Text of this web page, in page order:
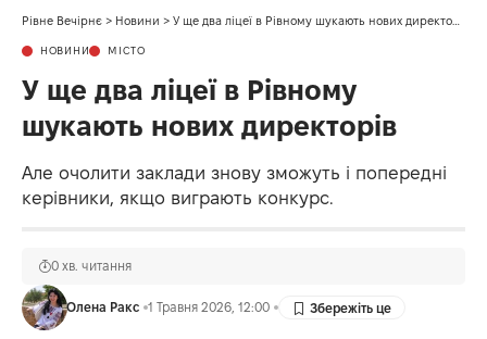
Рівне Вечірнє > Новини > У ще два ліцеї в Рівному шукають нових директорів
НОВИНИ МІСТО
У ще два ліцеї в Рівному
шукають нових директорів
Але очолити заклади знову зможуть і попередні
керівники, якщо виграють конкурс.
Олена Ракс 1 Травня 2026, 12:00
0 хв. читання